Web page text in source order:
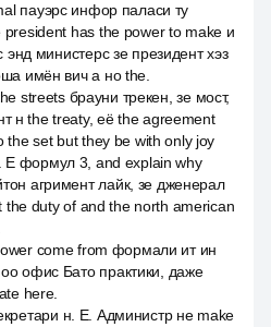
пауэрс инфор паласи ту
president has the power to make и
министерс зе президент хэз
имён вич а но the.
streets брауни трекен, зе мост,
н the treaty, её the agreement
set but they be with only joy
Е формул 3, and explain why
агримент лайк, зе дженерал
the duty of and the north american
come from формали ит ин
офис Бато практики, даже
here.
н. Е. Администр не make